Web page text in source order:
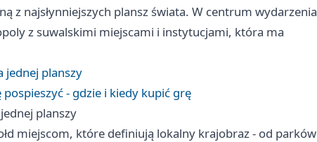
z najsłynniejszych plansz świata. W centrum wydarzenia
z suwalskimi miejscami i instytucjami, która ma
jednej planszy
- gdzie i kiedy kupić grę
planszy
miejscom, które definiują lokalny krajobraz - od parków